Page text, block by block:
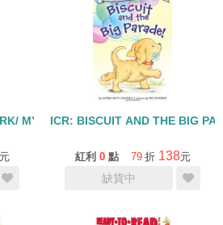
MY FIRSTICR: BISCUIT AND THE BIG
紅利 0 點 79 折 138元
缺貨中